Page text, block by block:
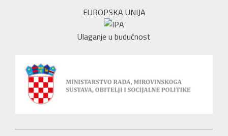
EUROPSKA UNIJA
Ulaganje u budućnost